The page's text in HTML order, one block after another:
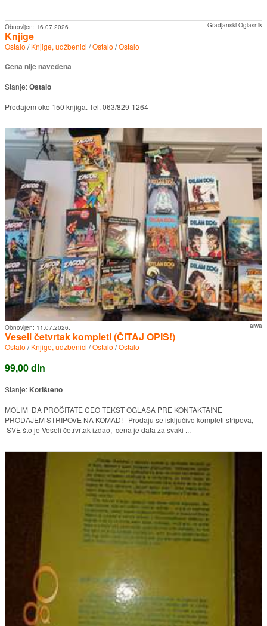
Gradjanski Oglasnik
Obnovljen: 16.07.2026.
Knjige
Ostalo /Knjige, udžbenici /Ostalo /Ostalo
Cena nije navedena
Stanje:Ostalo
Prodajem oko 150 knjiga. Tel. 063/829-1264
aiwa
Obnovljen: 11.07.2026.
Veseli četvrtak kompleti (ČITAJ OPIS!)
Ostalo /Knjige, udžbenici /Ostalo /Ostalo
99,00 din
Stanje: Korišteno
MOLIM DA PROČITATE CEO TEKST OGLASA PRE KONTAKTA!NE
PRODAJEM STRIPOVE NA KOMAD! Prodaju se isključivo kompleti stripova,
SVE što je Veseli četrvrtak izdao, cena je data za svaki ...